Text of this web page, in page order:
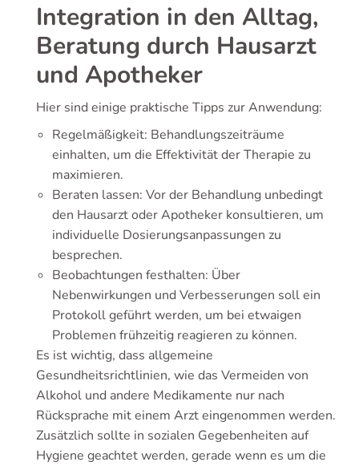
Integration in den Alltag,
Beratung durch Hausarzt
und Apotheker
Hier sind einige praktische Tipps zur Anwendung:
Regelmäßigkeit: Behandlungszeiträume
einhalten, um die Effektivität der Therapie zu
maximieren.
Beraten lassen: Vor der Behandlung unbedingt
den Hausarzt oder Apotheker konsultieren, um
individuelle Dosierungsanpassungen zu
besprechen.
Beobachtungen festhalten: Über
Nebenwirkungen und Verbesserungen soll ein
Protokoll geführt werden, um bei etwaigen
Problemen frühzeitig reagieren zu können.
Es ist wichtig, dass allgemeine
Gesundheitsrichtlinien, wie das Vermeiden von
Alkohol und andere Medikamente nur nach
Rücksprache mit einem Arzt eingenommen werden.
Zusätzlich sollte in sozialen Gegebenheiten auf
Hygiene geachtet werden, gerade wenn es um die